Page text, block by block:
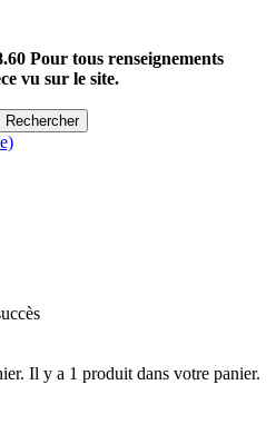
Pour tous renseignements
vu sur le site.
Rechercher
Il y a 1 produit dans votre panier.